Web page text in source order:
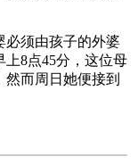
必须由孩子的外婆
8点45分，这位母
而周日她便接到